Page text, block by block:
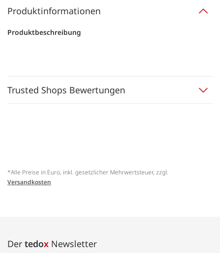
Produktinformationen
Produktbeschreibung
Trusted Shops Bewertungen
*Alle Preise in Euro, inkl. gesetzlicher Mehrwertsteuer, zzgl.
Versandkosten
Der tedox Newsletter